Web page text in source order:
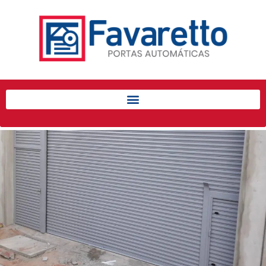
Início
Produtos
Porta de Enrolar Automática
Automatizadores
Acessórios Para Portas de
Enrolar
Pintura eletrostática
Portfólio
Contato